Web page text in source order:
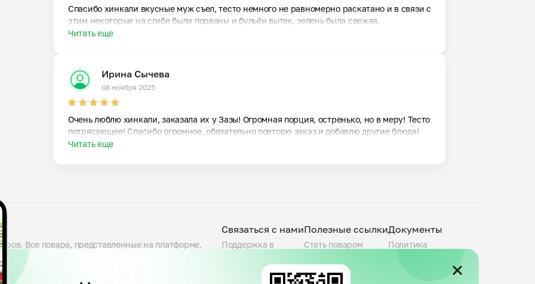
Спасибо хинкали вкусные муж съел, тесто немного не равномерно раскатано и в связи с
этим некоторые на сгибе были порваны и бульён вытек, зелень была свежая.
Читать еще
Ирина Сычева
08 ноября 2025
Очень люблю хинкали, заказала их у Зазы! Огромная порция, остренько, но в меру! Тесто
потрясающее! Спасибо огромное, обязательно повторю заказ и добавлю другие блюда!
Читать еще
Все повара, представленные на платформе,
проверяем условия приготовления на кухне и
Блюда готовятся большими порциями — от
свои предпочтения. Доступны самовывоз и
Связаться с нами
Поддержка в
support@mypovar.ru
Полезные ссылки
Стать поваром
Города присутствия
Telegram-канал
Документы
Политика
Пользовательское
соглашение